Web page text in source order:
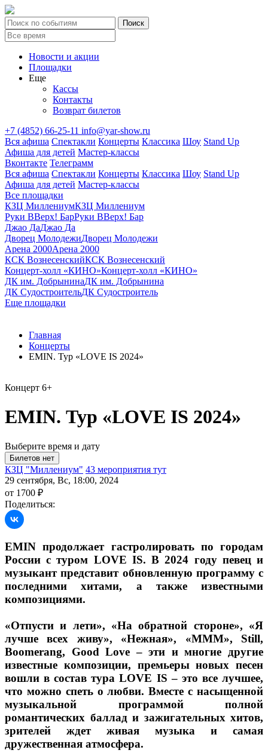
Новости и акции
Площадки
Еще
Кассы
Контакты
Возврат билетов
+7 (4852) 66-25-11 info@yar-show.ru
Вся афиша Спектакли Концерты Классика Шоу Stand Up
Афиша для детей Мастер-классы
Вконтакте Телеграмм
Вся афиша Спектакли Концерты Классика Шоу Stand Up
Афиша для детей Мастер-классы
Все площадки
КЗЦ МиллениумКЗЦ Миллениум
Руки ВВерх! БарРуки ВВерх! Бар
Джао ДаДжао Да
Дворец МолодежиДворец Молодежи
Арена 2000Арена 2000
КСК ВознесенскийКСК Вознесенский
Концерт-холл «КИНО»Концерт-холл «КИНО»
ДК им. ДобрынинаДК им. Добрынина
ДК СудостроительДК Судостроитель
Еще площадки
Главная
Концерты
EMIN. Тур «LOVE IS 2024»
Концерт 6+
EMIN. Тур «LOVE IS 2024»
Выберите время и дату
КЗЦ "Миллениум" 43 мероприятия тут
29 сентября, Вс, 18:00, 2024
от 1700 ₽
Поделиться:
EMIN продолжает гастролировать по городам
России с туром LOVE IS. В 2024 году певец и
музыкант представит обновленную программу с
последними хитами, а также известными
композициями.
«Отпусти и лети», «На обратной стороне», «Я
лучше всех живу», «Нежная», «МММ», Still,
Boomerang, Good Love – эти и многие другие
известные композиции, премьеры новых песен
вошли в состав тура LOVE IS – это все лучшее,
что можно спеть о любви. Вместе с насыщенной
музыкальной программой полной
романтических баллад и зажигательных хитов,
зрителей ждет живая музыка и самая
дружественная атмосфера.